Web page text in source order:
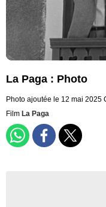
La Paga : Photo
Photo ajoutée le 12 mai 2025
Film La Paga